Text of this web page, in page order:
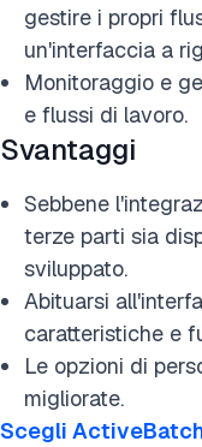
gestire i propri
un'interfaccia a
Monitoraggio e
e flussi di lavoro.
Svantaggi
Sebbene
terze parti sia
sviluppato.
Abituarsi
caratteristiche e
Le opzioni di
migliorate.
Scegli